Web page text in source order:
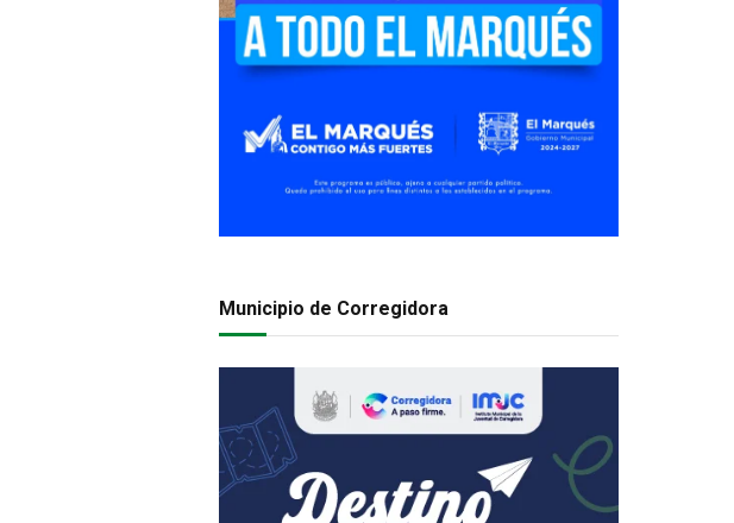
Municipio de Corregidora